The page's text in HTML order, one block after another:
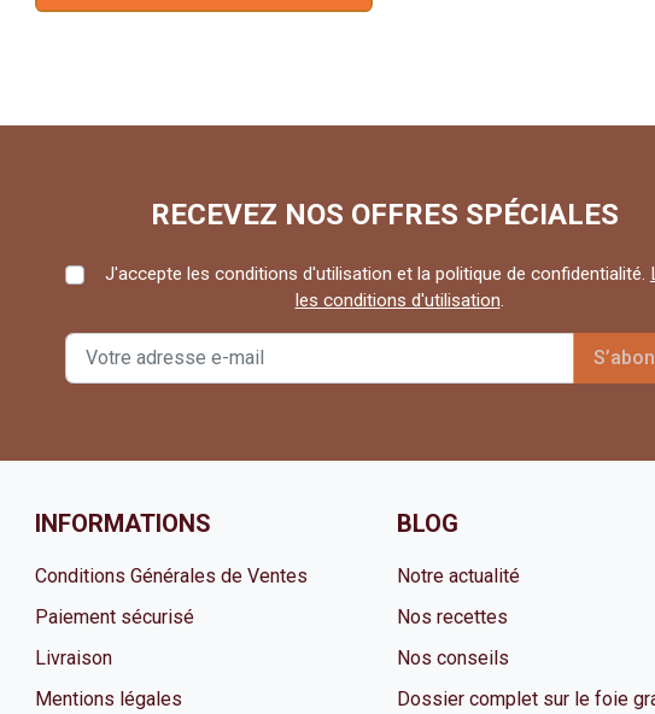
RECEVEZ NOS OFFRES SPÉCIALES
J'accepte les conditions d'utilisation et la politique de confidentialité.
les conditions d'utilisation.
INFORMATIONS
Conditions Générales de Ventes
Paiement sécurisé
Livraison
Mentions légales
BLOG
Notre actualité
Nos recettes
Nos conseils
Dossier complet sur le foie